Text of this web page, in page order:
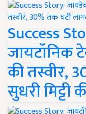
Success
जायटॉनिक
की तस्वीर,
सुधरी मिट्टी